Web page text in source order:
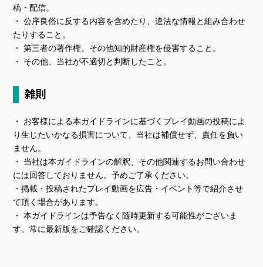
稿・配信。
・ 公序良俗に反する内容を含めたり、違法な情報と組み合わせ
たりすること。
・ 第三者の著作権、その他知的財産権を侵害すること。
・ その他、当社が不適切と判断したこと。
雑則
・ お客様による本ガイドラインに基づくプレイ動画の投稿によ
り生じたいかなる損害について、当社は補償せず、責任を負い
ません。
・ 当社は本ガイドラインの解釈、その他関連するお問い合わせ
には回答しておりません。予めご了承ください。
・掲載・投稿されたプレイ動画を広告・イベント等で紹介させ
て頂く場合があります。
・ 本ガイドラインは予告なく随時更新する可能性がございま
す。常に最新版をご確認ください。